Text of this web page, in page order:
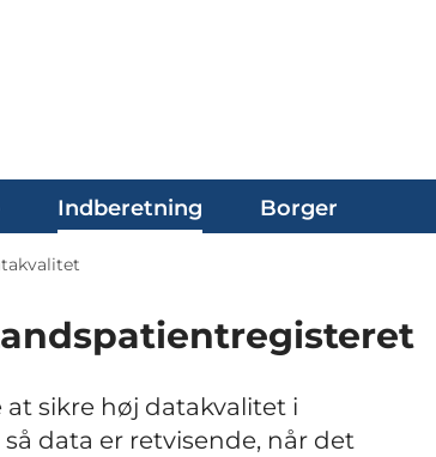
Indberetning Borger
sikre høj datakvalitet i
data er retvisende, når det